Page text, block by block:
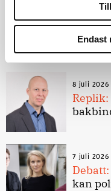
Endast
8 juli 2026
Replik:
7 juli 2026
Debatt:
kan